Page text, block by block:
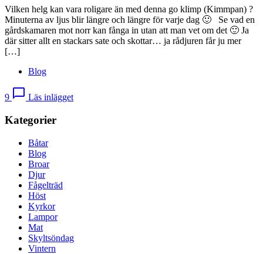
Vilken helg kan vara roligare än med denna go klimp (Kimmpan) ?
Minuterna av ljus blir längre och längre för varje dag 🙂 Se vad en
gårdskamaren mot norr kan fånga in utan att man vet om det 🙂 Ja
där sitter allt en stackars sate och skottar… ja rådjuren får ju mer
[…]
Blog
9 chat_bubble_outline Läs inlägget
Kategorier
Båtar
Blog
Broar
Djur
Fågelträd
Höst
Kyrkor
Lampor
Mat
Skyltsöndag
Vintern